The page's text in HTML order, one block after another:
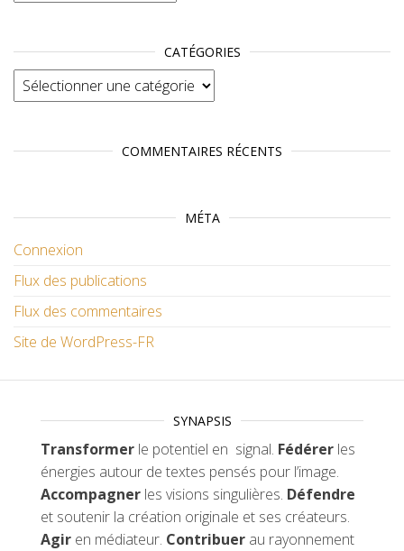
CATÉGORIES
Catégories
COMMENTAIRES RÉCENTS
MÉTA
Connexion
Flux des publications
Flux des commentaires
Site de WordPress-FR
SYNAPSIS
Transformer le potentiel en signal. Fédérer les
énergies autour de textes pensés pour l’image.
Accompagner les visions singulières. Défendre
et soutenir la création originale et ses créateurs.
Agir en médiateur. Contribuer au rayonnement